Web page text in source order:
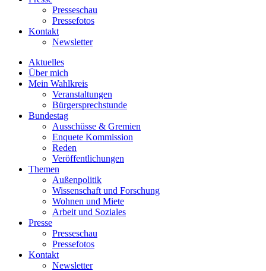
Presseschau
Pressefotos
Kontakt
Newsletter
Aktuelles
Über mich
Mein Wahlkreis
Veranstaltungen
Bürgersprechstunde
Bundestag
Ausschüsse & Gremien
Enquete Kommission
Reden
Veröffentlichungen
Themen
Außenpolitik
Wissenschaft und Forschung
Wohnen und Miete
Arbeit und Soziales
Presse
Presseschau
Pressefotos
Kontakt
Newsletter